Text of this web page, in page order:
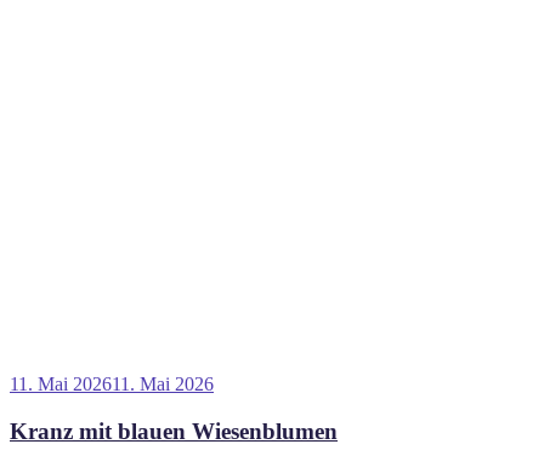
Veröffentlicht
11. Mai 202611. Mai 2026
Kranz mit blauen Wiesenblumen